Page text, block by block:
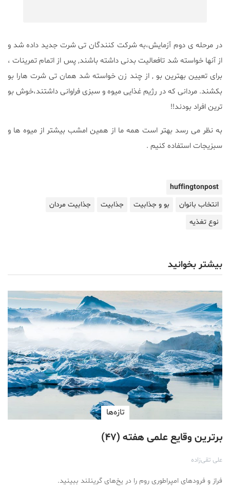
در مرحله ی دوم آزمایش،به شرکت کنندگان تی شرت جدید داده شد و
از آنها خواسته شد تافعالیت بدنی داشته باشند, پس از اتمام تمرینات ،
برای تعیین بهترین بو , از چند زن خواسته شد همان تی شرت هارا بو
بکشند. مردانی که در رژیم غذایی میوه و سبزی فراوانی داشتند،خوش بو
ترین افراد بودند!!
به نظر می رسد بهتر است همه ما از همین امشب بیشتر از میوه ها و
سبزیجات استفاده کنیم .
huffingtonpost
انتخاب بانوان
بو و جذابیت جذابیت
جذابیت مردان
نوع تغذیه
بیشتر بخوانید
تازه‌ها
برترین وقایع علمی هفته (۴۷)
علی تقی‌زاده
فراز و فرودهای امپراطوری روم را در یخ‌های گرینلند ببینید.